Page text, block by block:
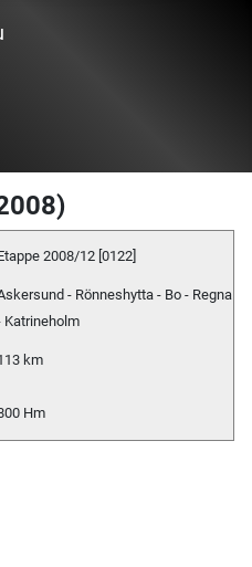
2008/12 [0122]
- Rönneshytta - Bo - Regna
Katrineholm
km
Hm